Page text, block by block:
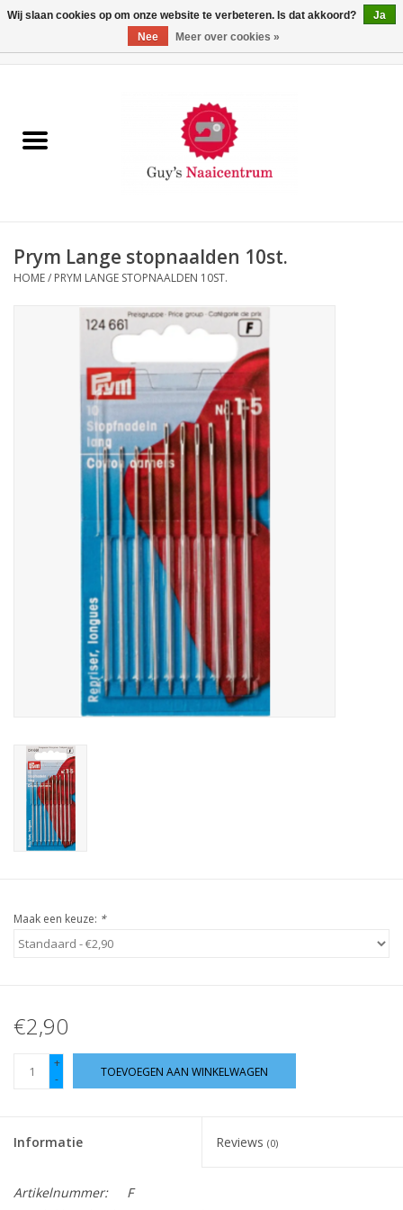
Machines
Opbergsystemen
Hobby/Knutselen
Breien en haken
Sale / Coupons
Tweedehands
Cadeaubonnen
Guy's blog
Prym Lange stopnaalden 10st.
HOME/ PRYM LANGE STOPNAALDEN 10ST.
Maak een keuze: *
€2,90
+
-
TOEVOEGEN AAN WINKELWAGEN
Informatie Reviews (0)
Artikelnummer:
F
Wij slaan cookies op om onze website te verbeteren. Is dat akkoord?
Ja
Nee
Meer over cookies »